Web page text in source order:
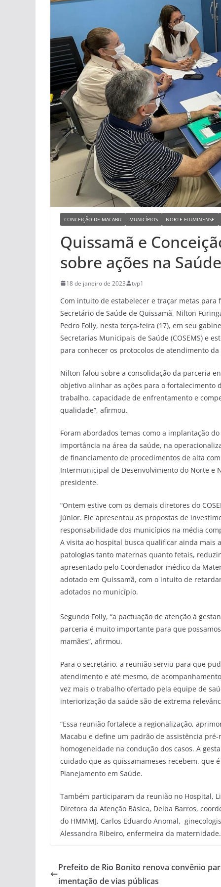
CONCEIÇÃO DE MACABU MUNICÍPIOS NORTE FLUMINENSE
Quissamã e
sobre ações na Saúde
18 de janeiro de 2023 tvp1
Com intuito de estabelecer e traçar metas
Secretário de Saúde de Quissamã, Nilton
Pedro Folly, nesta terça-feira (17), em seu
Secretarias Municipais de Saúde (COSEMS) e
para conhecer os protocolos de atendimento
Nilton falou sobre a consolidação da parceria
objetivo alinhar as ações para o fortalecimento
trabalho, capacidade de enfrentamento e
qualidade”, afirmou.
Foram abordados temas como a implantação
importância na área da saúde, na
de financiamento de procedimentos de alta
Intermunicipal de Desenvolvimento do Norte e
presidente.
“Ontem estive com os demais diretores do
Júnior. Ele apresentou as propostas de
responsabilidade dos municípios na média
A visita ao hospital busca qualificar ainda mais
patologias tanto maternas quanto fetais,
apresentado pelo Coordenador médico da
adotado em Quissamã, com o intuito de
adotados no município.
Segundo Folly, “a pactuação de atenção à
parceria é muito importante para que
mamães”, afirmou.
Para o secretário, a reunião serviu para que
atendimento e até mesmo, de
vez mais o trabalho ofertado pela equipe de
interiorização da saúde são de extrema
“Essa reunião fortalece a regionalização,
Macabu e define um padrão de assistência
homogeneidade na condução dos casos. A
cuidado que as quissamameses recebem, que
Planejamento em Saúde.
Também participaram da reunião no Hospital,
Diretora da Atenção Básica, Delba Barros,
do HMMMJ, Carlos Eduardo Anomal,
Alessandra Ribeiro, enfermeira da maternidade.
Prefeito de Rio Bonito renova convênio
imentação de vias públicas